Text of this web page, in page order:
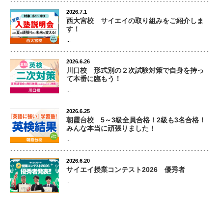
2026.7.1
西大宮校 サイエイの取り組みをご紹介しま
す！
2026.6.26
川口校 形式別の２次試験対策で自身を持っ
て本番に臨もう！
2026.6.25
朝霞台校 5～3級全員合格！2級も3名合格！
みんな本当に頑張りました！
2026.6.20
サイエイ授業コンテスト2026 優秀者